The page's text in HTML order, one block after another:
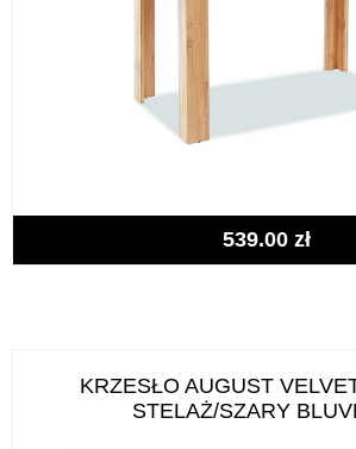
539.00 zł
KRZESŁO AUGUST
STELAŻ/SZARY